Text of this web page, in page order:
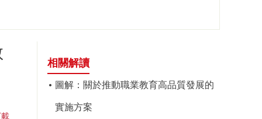
相關解讀
圖解：關於推動職業教育高品質發展的
實施方案